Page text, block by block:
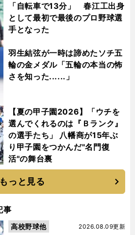
「自転車で13分」 春江工出身
として最初で最後のプロ野球選
手となった
羽生結弦が一時は諦めたソチ五
輪の金メダル「五輪の本当の怖
さを知った......」
【夏の甲子園2026】「ウチを
選んでくれるのは『Ｂランク』
の選手たち」 八幡商が15年ぶ
り甲子園をつかんだ"名門復
活"の舞台裏
もっと見る
事
2026.08.09更新
高校野球他